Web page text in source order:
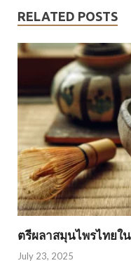
RELATED POSTS
ตรีผลาสมุนไพรไทยใ
July 23, 2025